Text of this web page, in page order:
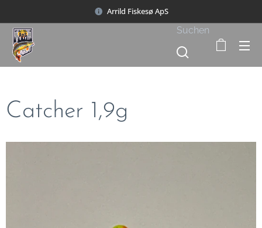
Arrild Fiskesø ApS
Suchen
Catcher 1,9g